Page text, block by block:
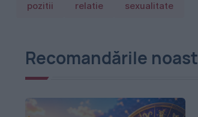
pozitii relatie sexualitate
Recomandările